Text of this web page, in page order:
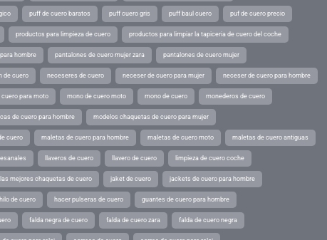
puff de cuero baratos puff cuero gris puff baul cuero puf de cuero precio
productos para limpieza de cuero productos para limpiar la tapiceria de cuero del coche
hombre pantalones de cuero mujer zara pantalones de cuero mujer
de cuero neceseres de cuero neceser de cuero para mujer neceser de cuero para hombre
cuero para moto mono de cuero moto mono de cuero monederos de cuero
de cuero para hombre modelos chaquetas de cuero para mujer
cuero maletas de cuero para hombre maletas de cuero moto maletas de cuero antiguas
llaveros de cuero llavero de cuero limpieza de cuero coche
las mejores chaquetas de cuero jaket de cuero jackets de cuero para hombre
hilo de cuero hacer pulseras de cuero guantes de cuero para hombre
falda negra de cuero falda de cuero zara falda de cuero negra